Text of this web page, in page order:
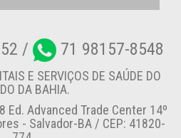
/ 71 98157-8548
E SERVIÇOS DE SAÚDE DO
DA BAHIA.
Ed. Advanced Trade Center 14º
- Salvador-BA / CEP: 41820-